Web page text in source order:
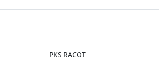
PKS RACOT